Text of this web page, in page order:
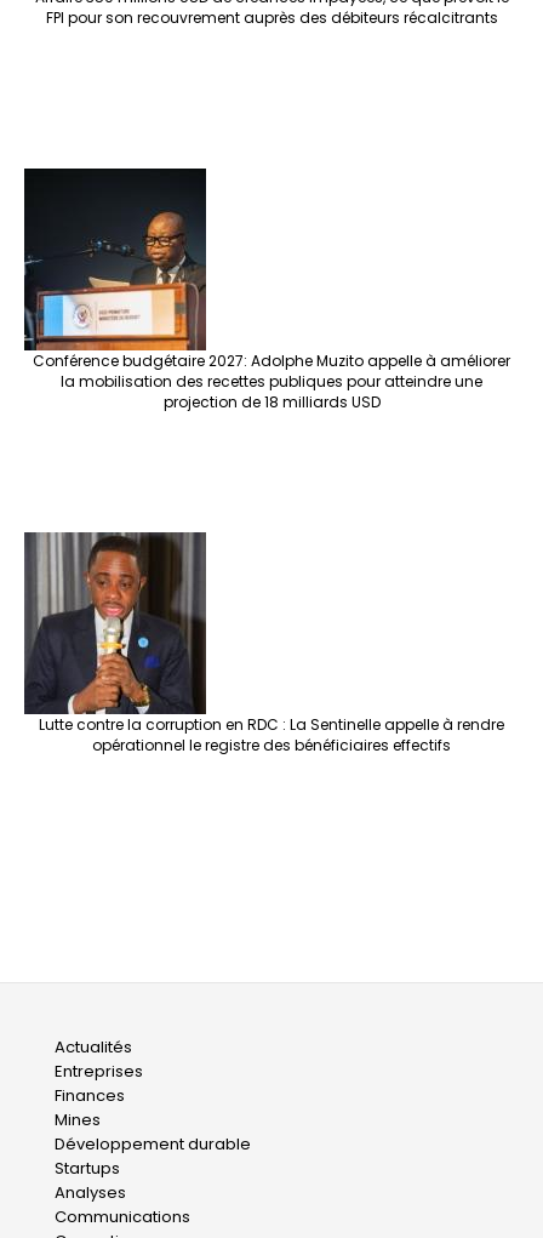
FPI pour son recouvrement auprès des débiteurs récalcitrants
Conférence budgétaire 2027: Adolphe Muzito appelle à améliorer
la mobilisation des recettes publiques pour atteindre une
projection de 18 milliards USD
Lutte contre la corruption en RDC : La Sentinelle appelle à rendre
opérationnel le registre des bénéficiaires effectifs
Main
navigation
Actualités
Entreprises
Finances
Mines
Développement durable
Startups
Analyses
Communications